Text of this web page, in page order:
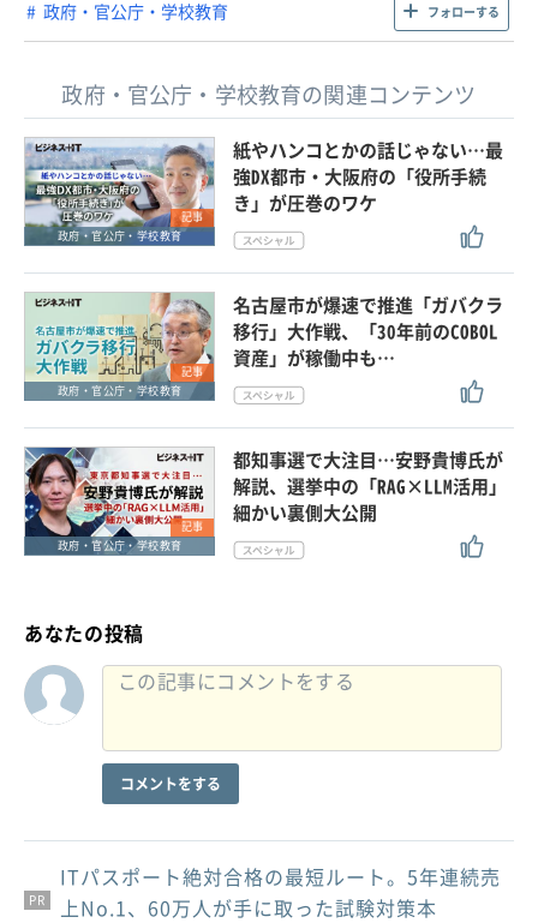
政府・官公庁・学校教育 フォローする
政府・官公庁・学校教育の関連コンテンツ
記事
政府・官公庁・学校教育
紙やハンコとかの話じゃない…最
強DX都市・大阪府の「役所手続
き」が圧巻のワケ
記事
政府・官公庁・学校教育
名古屋市が爆速で推進「ガバクラ
移行」大作戦、「30年前のCOBOL
資産」が稼働中も…
記事
政府・官公庁・学校教育
都知事選で大注目…安野貴博氏が
解説、選挙中の「RAG×LLM活用」
細かい裏側大公開
あなたの投稿
コメントをする
PR
PR
PR
ITパスポート絶対合格の最短ルート。5年連続売
上No.1、60万人が手に取った試験対策本